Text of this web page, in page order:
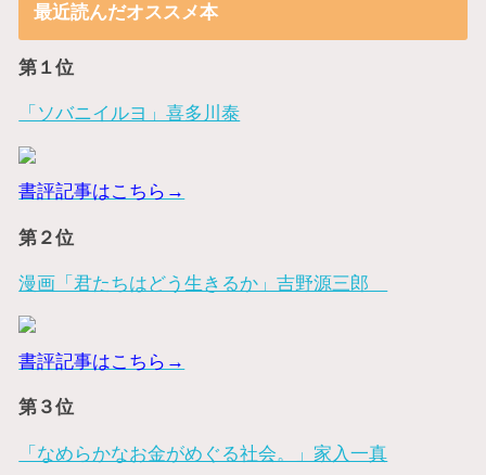
最近読んだオススメ本
第１位
「ソバニイルヨ」喜多川泰
書評記事はこちら→
第２位
漫画「君たちはどう生きるか」吉野源三郎
書評記事はこちら→
第３位
「なめらかなお金がめぐる社会。」家入一真